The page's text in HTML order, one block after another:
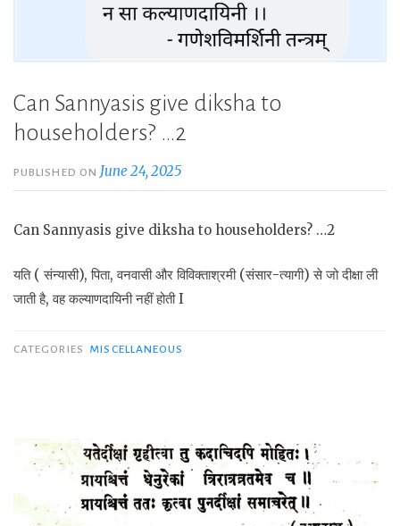
Can Sannyasis give diksha to
householders? …2
PUBLISHED ON June 24, 2025
Can Sannyasis give diksha to householders? …2
यति ( संन्यासी), पिता, वनवासी और विविक्ताश्रमी (संसार-त्यागी) से जो दीक्षा ली
जाती है, वह कल्याणदायिनी नहीं होती I
CATEGORIES MISCELLANEOUS